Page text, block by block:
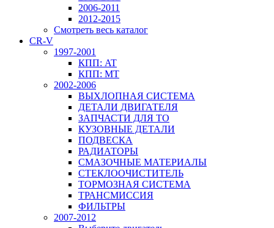
2006-2011
2012-2015
Смотреть весь каталог
CR-V
1997-2001
КПП: AT
КПП: MT
2002-2006
ВЫХЛОПНАЯ СИСТЕМА
ДЕТАЛИ ДВИГАТЕЛЯ
ЗАПЧАСТИ ДЛЯ ТО
КУЗОВНЫЕ ДЕТАЛИ
ПОДВЕСКА
РАДИАТОРЫ
СМАЗОЧНЫЕ МАТЕРИАЛЫ
СТЕКЛООЧИСТИТЕЛЬ
ТОРМОЗНАЯ СИСТЕМА
ТРАНСМИССИЯ
ФИЛЬТРЫ
2007-2012